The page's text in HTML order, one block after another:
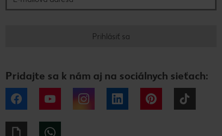
Prihlásiť sa
Pridajte sa k nám aj na sociálnych sieťach:
Facebook YouTube Instagram LinkedIn Pinterest
Giphy